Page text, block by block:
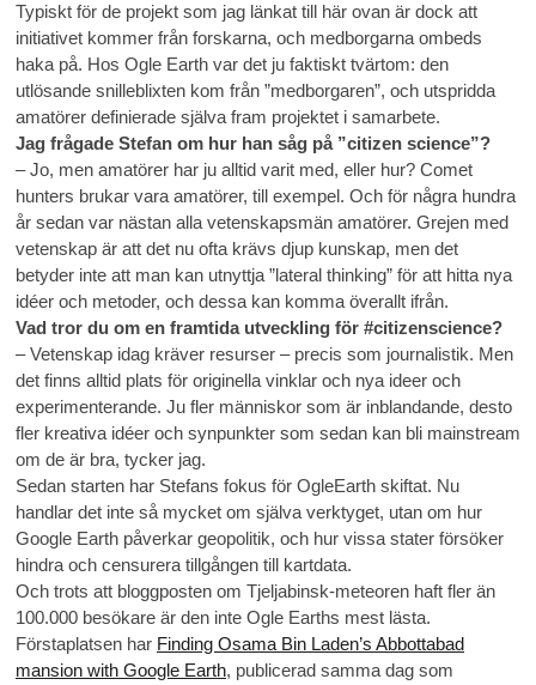
Typiskt för de projekt som jag länkat till här ovan är dock att
initiativet kommer från forskarna, och medborgarna ombeds
haka på. Hos Ogle Earth var det ju faktiskt tvärtom: den
utlösande snilleblixten kom från ”medborgaren”, och utspridda
amatörer definierade själva fram projektet i samarbete.
Jag frågade Stefan om hur han såg på ”citizen science”?
– Jo, men amatörer har ju alltid varit med, eller hur? Comet
hunters brukar vara amatörer, till exempel. Och för några hundra
år sedan var nästan alla vetenskapsmän amatörer. Grejen med
vetenskap är att det nu ofta krävs djup kunskap, men det
betyder inte att man kan utnyttja ”lateral thinking” för att hitta nya
idéer och metoder, och dessa kan komma överallt ifrån.
Vad tror du om en framtida utveckling för #citizenscience?
– Vetenskap idag kräver resurser – precis som journalistik. Men
det finns alltid plats för originella vinklar och nya ideer och
experimenterande. Ju fler människor som är inblandande, desto
fler kreativa idéer och synpunkter som sedan kan bli mainstream
om de är bra, tycker jag.
Sedan starten har Stefans fokus för OgleEarth skiftat. Nu
handlar det inte så mycket om själva verktyget, utan om hur
Google Earth påverkar geopolitik, och hur vissa stater försöker
hindra och censurera tillgången till kartdata.
Och trots att bloggposten om Tjeljabinsk-meteoren haft fler än
100.000 besökare är den inte Ogle Earths mest lästa.
Förstaplatsen har Finding Osama Bin Laden’s Abbottabad
mansion with Google Earth, publicerad samma dag som